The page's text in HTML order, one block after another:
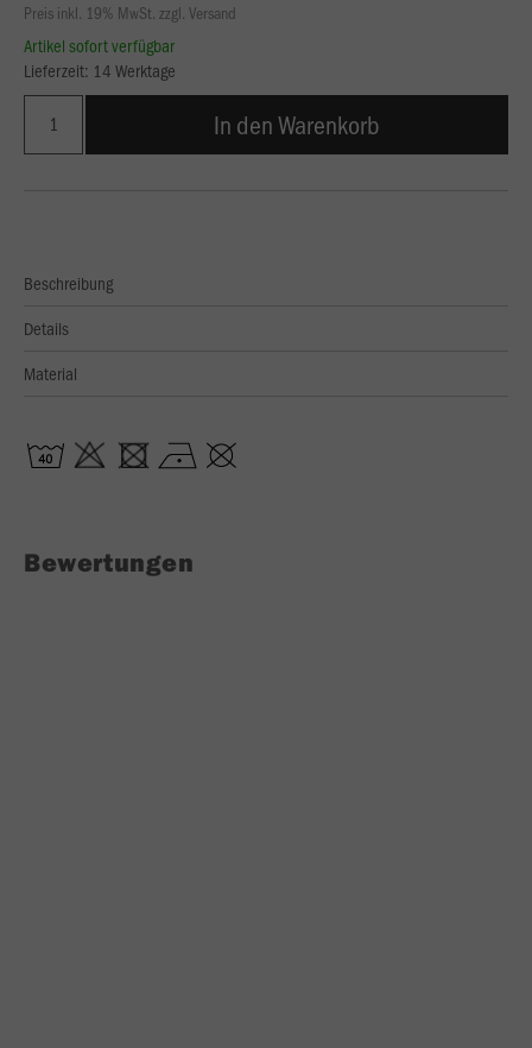
Preis inkl. 19% MwSt. zzgl. Versand
Artikel sofort verfügbar
Lieferzeit: 14 Werktage
In den Warenkorb
Beschreibung
Details
Material
Bewertungen